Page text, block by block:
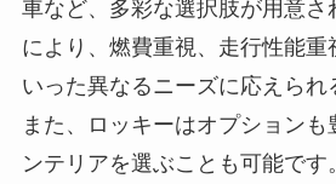
車など、多彩な選択肢が用意さ
により、燃費重視、走行性能重
いった異なるニーズに応えられ
また、ロッキーはオプションも
ンテリアを選ぶことも可能です。